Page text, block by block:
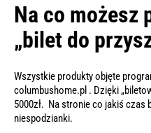
Na co możesz
„bilet do
Wszystkie produkty objęte
columbushome.pl . Dzięki
5000zł. Na stronie co jakiś czas
niespodzianki.